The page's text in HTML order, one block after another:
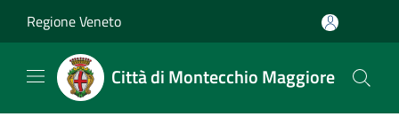
Regione Veneto
Città di Montecchio Maggiore